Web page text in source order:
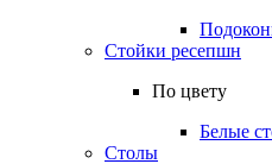
Стойки ресепшн
По цвету
Белые
Столы